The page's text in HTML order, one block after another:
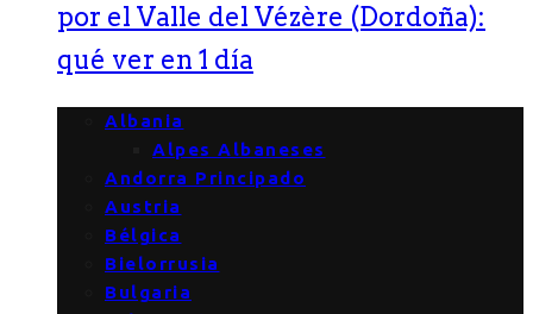
por el Valle del Vézère (Dordoña):
qué ver en 1 día
Albania
Alpes Albaneses
Andorra Principado
Austria
Bélgica
Bielorrusia
Bulgaria